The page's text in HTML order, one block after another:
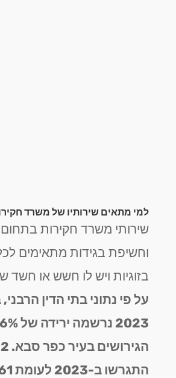
למי מתאים שירותיו של משרד
שירותי משרד חקירות
וחשיפת בגידות מתאימים
בזוגיות ויש לו חשש או חשד
על פי נתוני בתי הדין